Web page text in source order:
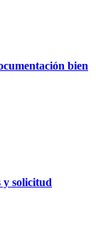
bien
y solicitud